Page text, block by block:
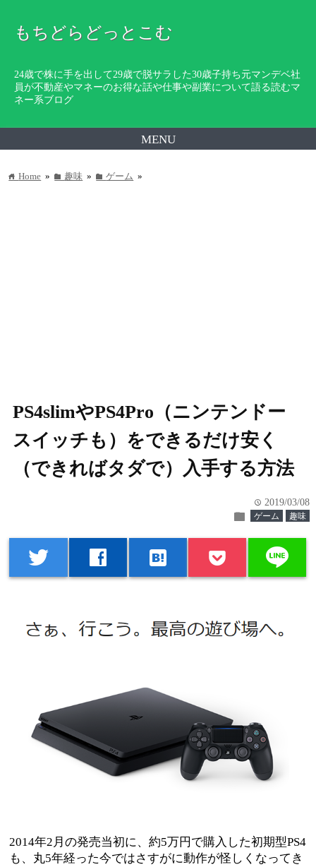
もちどらどっとこむ
24歳で株に手を出して29歳で脱サラした30歳子持ち元マンデベ社
員が不動産やマネーのお得な話や仕事や副業について語る読むマ
ネー系ブログ
MENU
homeHome » folder 趣味 » folderゲーム »
PS4slimやPS4Pro（ニンテンドー
スイッチも）をできるだけ安く
（できればタダで）入手する方法
time 2019/03/08
folder ゲーム 趣味
twitter facebook hatenabookmark line
2014年2月の発売当初に、約5万円で購入した初期型PS4
も、丸5年経った今ではさすがに動作が怪しくなってき